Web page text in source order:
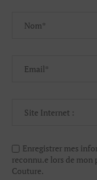
Enregistrer mes
reconnu.e lors de
Couture.